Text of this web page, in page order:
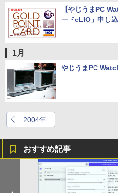
【やじうまPC
ードeLIO」申し
1月
やじうまPC
2004年
おすすめ記事